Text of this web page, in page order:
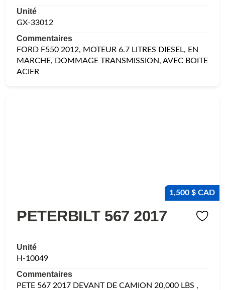
Unité
GX-33012
Commentaires
FORD F550 2012, MOTEUR 6.7 LITRES DIESEL, EN
MARCHE, DOMMAGE TRANSMISSION, AVEC BOITE
ACIER
1,500 $ CAD
PETERBILT 567 2017
Unité
H-10049
Commentaires
PETE 567 2017 DEVANT DE CAMION 20,000 LBS ,